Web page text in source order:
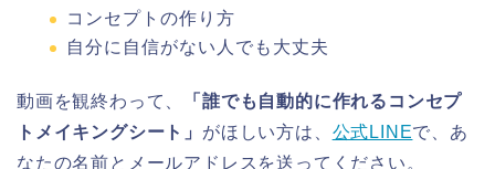
コンセプトの作り方
自分に自信がない人でも大丈夫
動画を観終わって、
「誰でも自動的に作れるコンセプ
トメイキングシート」 がほしい方は、 公式LINEで、あ
なたの名前とメールアドレスを送ってください。